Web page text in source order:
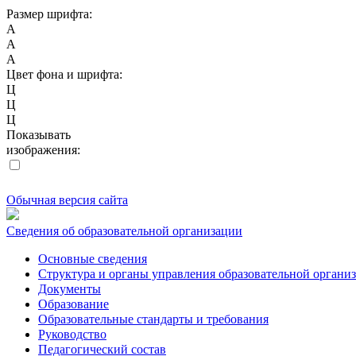
Размер шрифта:
A
A
A
Цвет фона и шрифта:
Ц
Ц
Ц
Показывать
изображения:
Обычная версия сайта
Сведения об образовательной организации
Основные сведения
Структура и органы управления образовательной
Документы
Образование
Образовательные стандарты и требования
Руководство
Педагогический состав